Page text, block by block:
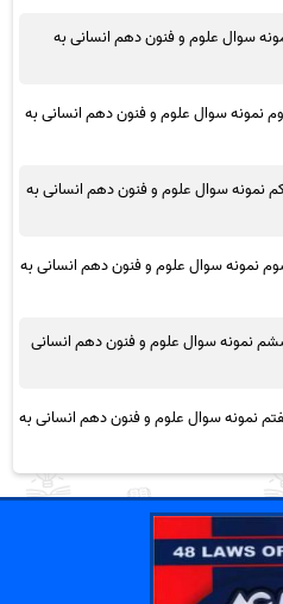
سوال علوم و فنون دهم انسانی به
نمونه سوال علوم و فنون دهم انسانی به
نمونه سوال علوم و فنون دهم انسانی به
نمونه سوال علوم و فنون دهم انسانی به
نمونه سوال علوم و فنون دهم انسانی
نمونه سوال علوم و فنون دهم انسانی به